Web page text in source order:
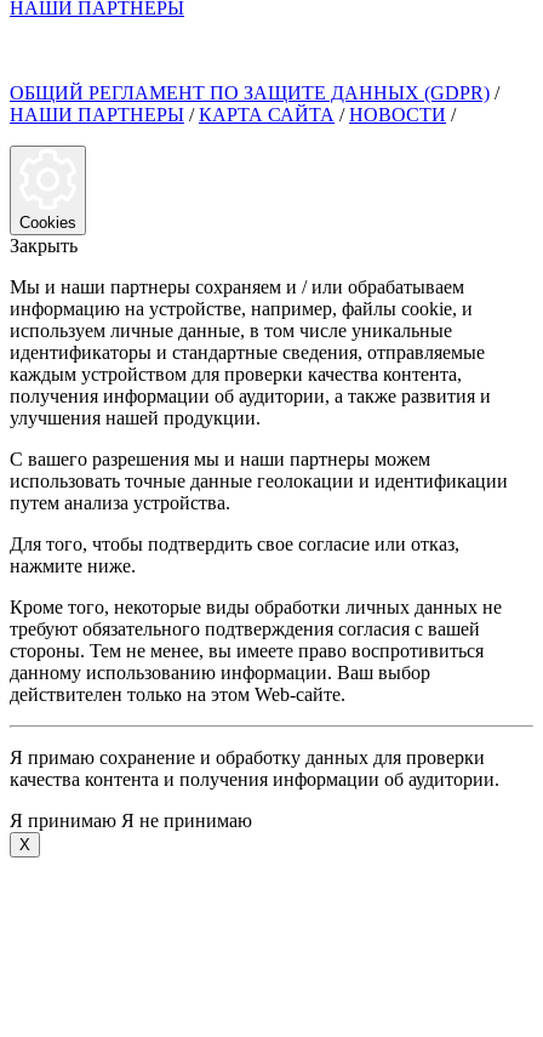
НАШИ ПАРТНЕРЫ
ОБЩИЙ РЕГЛАМЕНТ ПО ЗАЩИТЕ ДАННЫХ (GDPR) /
НАШИ ПАРТНЕРЫ /КАРТА САЙТА /НОВОСТИ /
Cookies
Закрыть
Мы и наши партнеры сохраняем и / или обрабатываем
информацию на устройстве, например, файлы cookie, и
используем личные данные, в том числе уникальные
идентификаторы и стандартные сведения, отправляемые
каждым устройством для проверки качества контента,
получения информации об аудитории, а также развития и
улучшения нашей продукции.
С вашего разрешения мы и наши партнеры можем
использовать точные данные геолокации и идентификации
путем анализа устройства.
Для того, чтобы подтвердить свое согласие или отказ,
нажмите ниже.
Кроме того, некоторые виды обработки личных данных не
требуют обязательного подтверждения согласия с вашей
стороны. Тем не менее, вы имеете право воспротивиться
данному использованию информации. Ваш выбор
действителен только на этом Web-сайте.
Я примаю сохранение и обработку данных для проверки
качества контента и получения информации об аудитории.
Я принимаю Я не принимаю
X